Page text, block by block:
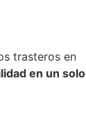
trasteros en
en un solo